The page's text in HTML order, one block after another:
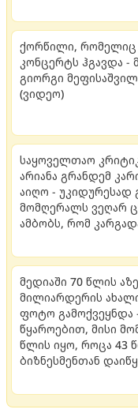
ქორწილი, რომელიც
კონცერტს ჰგავდა -
გიორგი
(ვიდეო)
საყოველთაო
არიანა გრანდემ
აიღო - უკიდურესად
მომღერალს ვეღარ
ამბობს, რომ
მედიაში 70 წლის
მილიარდერის
ფოტო
წყაროებით, მისი
წლის იყო, როცა 43
ბიზნესმენთან